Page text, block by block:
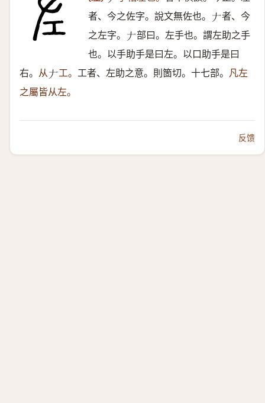
者、今之佐字。說文無佐也。 𠂇者、今
之左字。 𠂇部曰。左手也。謂左助之手
也。以手助手是曰左。以口助手是曰
右。 从𠂇工。 工者、左助之意。則箇切。十七部。 凡左
之屬皆从左。
反馈